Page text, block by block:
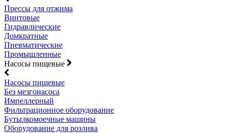
Прессы для отжима
Винтовые
Гидравлические
Домкратные
Пневматические
Промышленные
Насосы пищевые
Насосы пищевые
Без мезгонасоса
Импеллерный
Фильтрационное оборудование
Бутылкомоечные машины
Оборудование для розлива